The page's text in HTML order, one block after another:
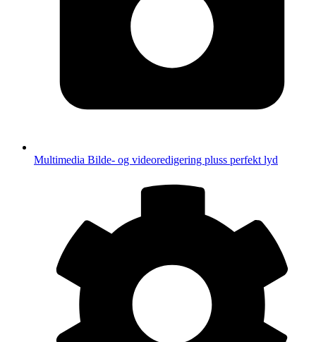
Multimedia Bilde- og videoredigering pluss perfekt lyd